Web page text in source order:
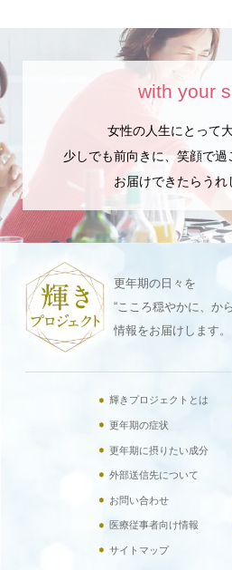
with your
女性の人生にとって
少しでも前向きに、笑顔で
お届けできたらうれ
更年期の日々を
“こころ穏やかに、か
情報をお届けします。
輝きプロジェクトとは
更年期の症状
更年期に摂りたい成分
外部送信先について
お問い合わせ
医療従事者向け情報
サイトマップ